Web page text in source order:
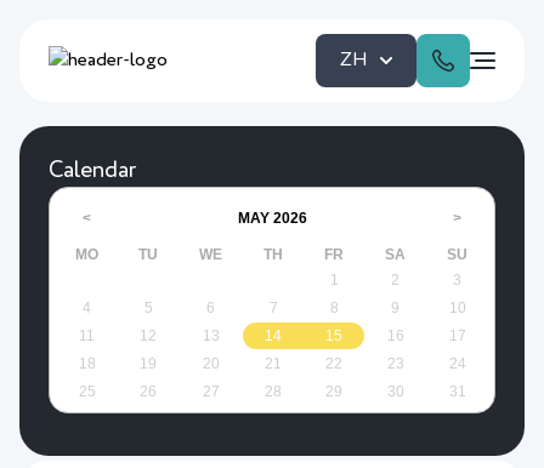
ZH
Calendar
< MAY 2026 >
MO TU WE TH FR SA
SU
1
2
3
4
5 6 7 8 9
10
11
12 13 14 15 16
17
18
19 20 21 22 23
24
25
26 27 28 29 30 31